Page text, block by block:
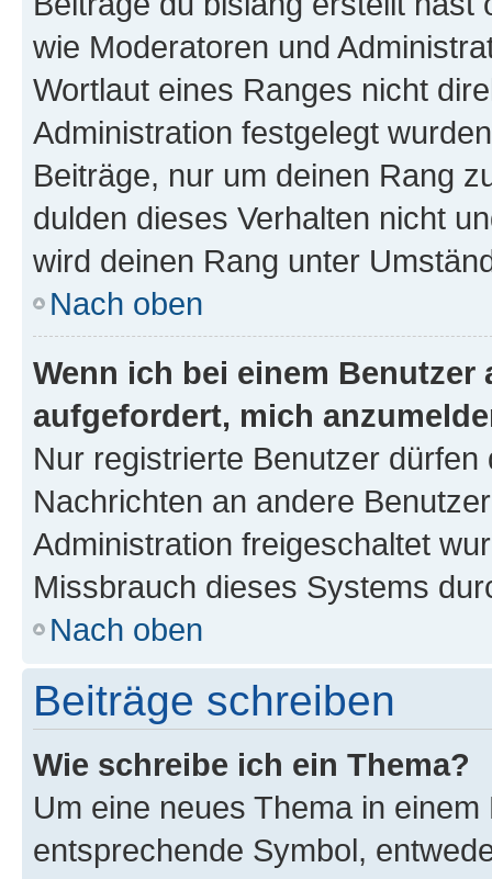
wie Moderatoren und
Wortlaut eines Ranges nicht
Administration festgelegt
Beiträge, nur um deinen Rang
dulden dieses Verhalten nicht
wird deinen Rang unter
Nach oben
Wenn ich bei einem
aufgefordert, mich
Nur registrierte Benutzer
Nachrichten an andere
Administration freigeschaltet
Missbrauch dieses Systems
Nach oben
Beiträge schreiben
Wie schreibe ich ein Thema?
Um eine neues Thema in
entsprechende Symbol,